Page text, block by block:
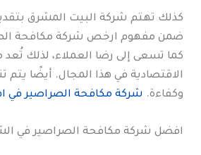
كذلك تهتم شركة البيت المشرق
ضمن مفهوم ارخص شركة مكافحة
كما تسعى إلى رضا العملاء، لذلك
الاقتصادية في هذا المجال. أيضًا يتم
وكفاءة. شركة مكافحة الصراصير في
افضل شركة مكافحة الصراصير في